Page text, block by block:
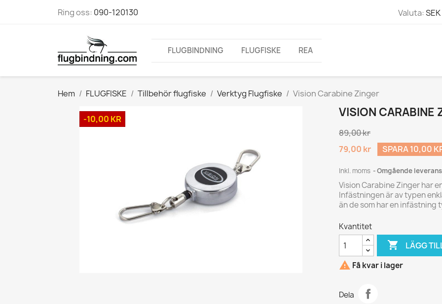
Ring oss: 090-120130 Valuta:
FLUGBINDNING FLUGFISKE REA
Hem FLUGFISKE Tillbehör flugfiske Verktyg Flugfiske Vision Carabine Zinger
-10,00 KR VISION CARABINE
89,00 kr
79,00 kr
SPARA 10,00
Inkl. moms Omgående
Vision Carabine Zinger har
Infästningen är av typen
än de som har en infästning
Kvantitet
 LÄGG
 Få kvar i lager
Dela